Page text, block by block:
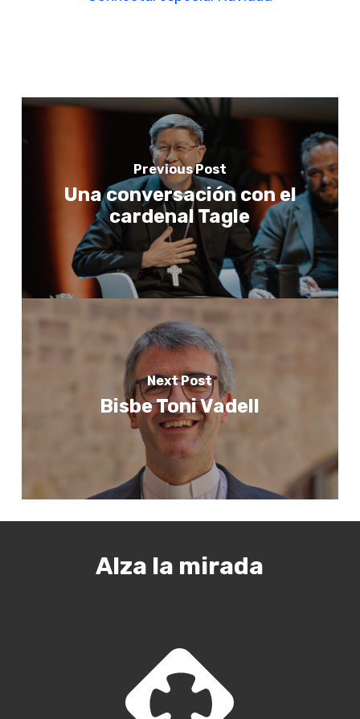
Previous Post
Una conversación con el
cardenal Tagle
Next Post
Bisbe Toni Vadell
Alza la mirada